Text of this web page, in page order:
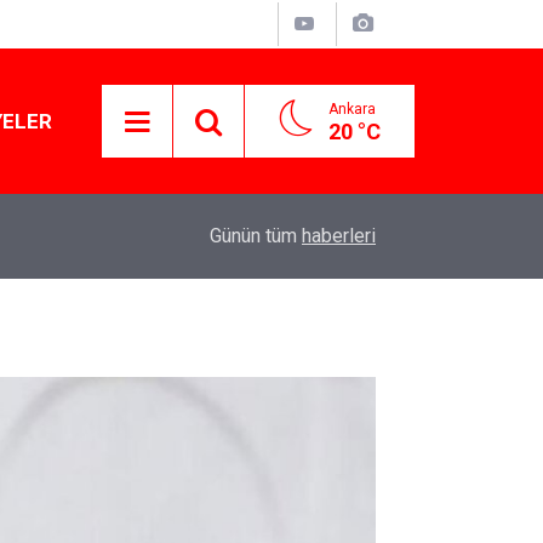
Ankara
20 °C
operasyon geliyor!
Günün tüm haberleri